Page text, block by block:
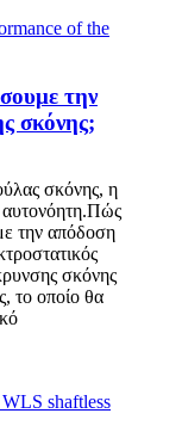
την
σκόνης;
σκόνης, η
αυτονόητη.Πώς
την απόδοση
σκόνης
το οποίο θα